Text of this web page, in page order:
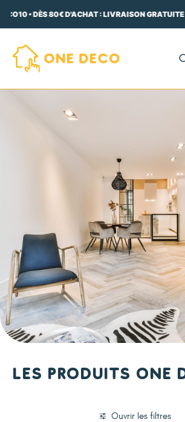
• DÈS 80€ D'ACHAT : LIVRAISON GRATUITE
Les produits One
Ouvrir les filtres